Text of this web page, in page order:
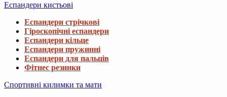
Еспандери кистьові
Еспандери стрічкові
Гіроскопічні еспандери
Еспандери кільце
Еспандери пружинні
Еспандери для пальців
Фітнес резинки
Спортивні килимки та мати